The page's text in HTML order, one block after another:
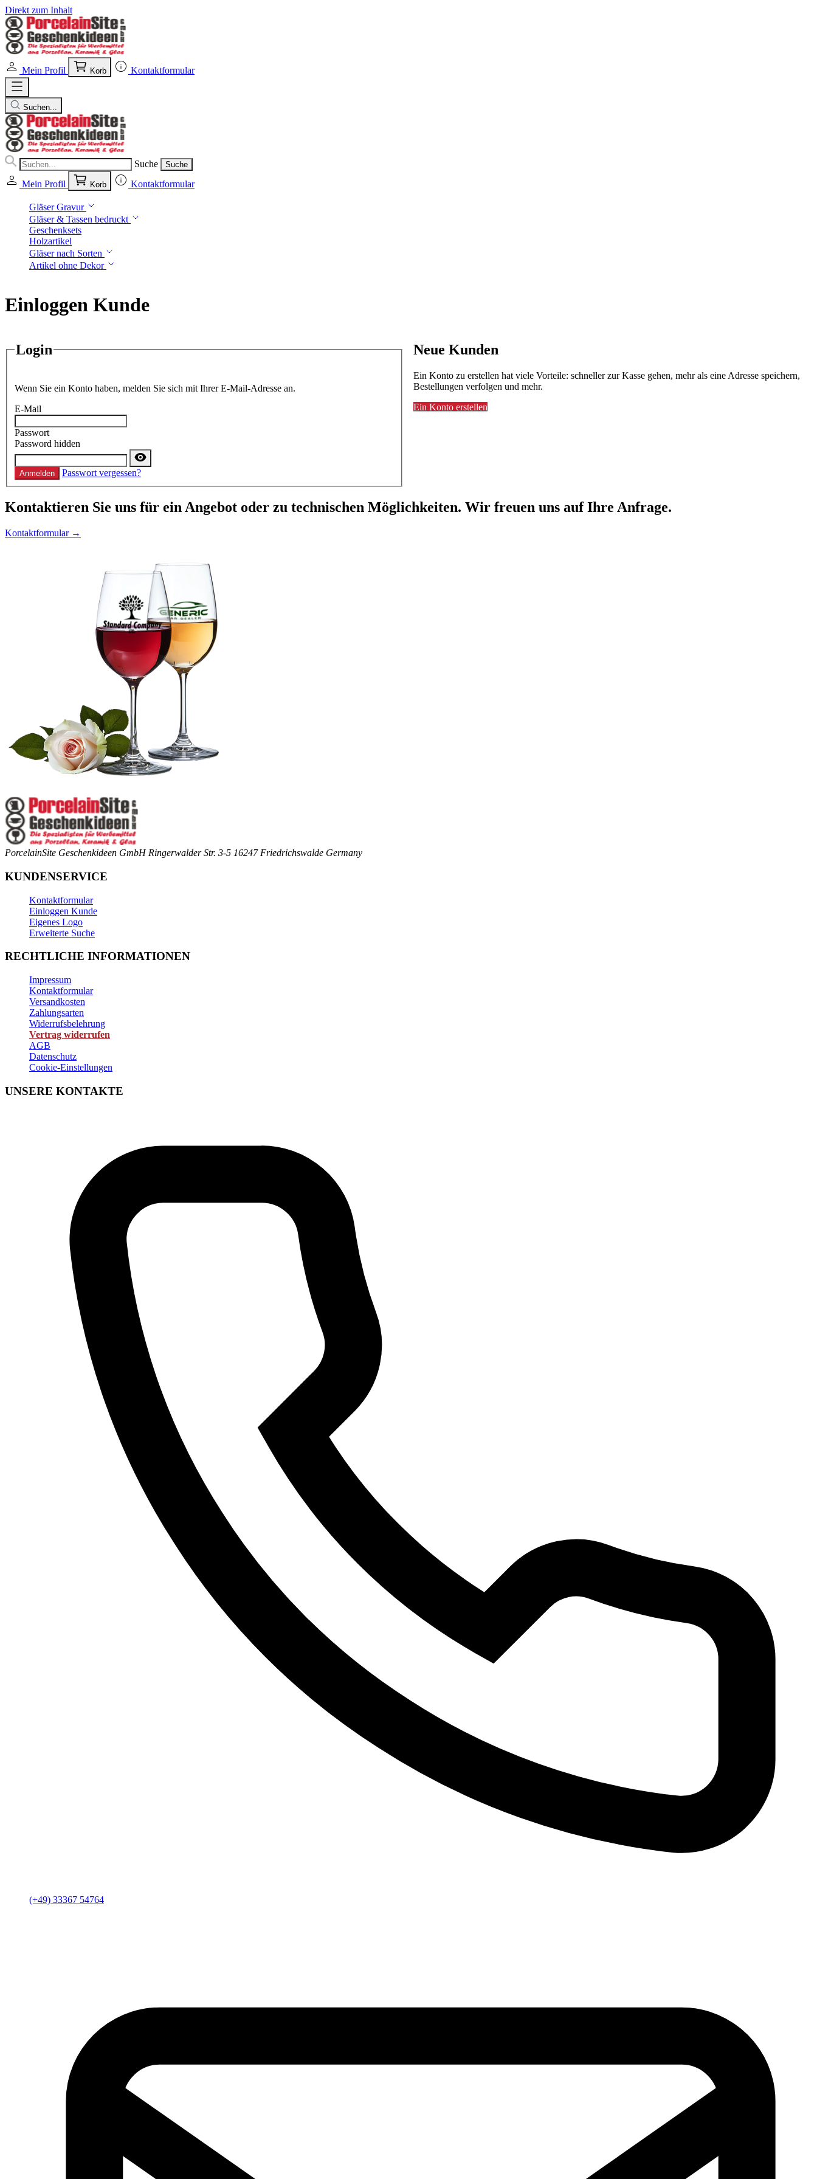
Direkt zum Inhalt
Mein Profil Korb Kontaktformular
Suchen...
Suche Suche
Mein Profil Korb Kontaktformular
Gläser Gravur
Gläser & Tassen bedruckt
Geschenksets
Holzartikel
Gläser nach Sorten
Artikel ohne Dekor
Einloggen Kunde
Login
Wenn Sie ein Konto haben, melden Sie sich mit Ihrer E-Mail-Adresse an.
E-Mail
Passwort
Password hidden
Anmelden Passwort vergessen?
Neue Kunden
Ein Konto zu erstellen hat viele Vorteile: schneller zur Kasse gehen, mehr als eine Adresse speichern,
Bestellungen verfolgen und mehr.
Ein Konto erstellen
Kontaktieren Sie uns für ein Angebot oder zu technischen Möglichkeiten. Wir freuen uns auf Ihre Anfrage.
Kontaktformular →
PorcelainSite Geschenkideen GmbH Ringerwalder Str. 3-5 16247 Friedrichswalde Germany
KUNDENSERVICE
Kontaktformular
Einloggen Kunde
Eigenes Logo
Erweiterte Suche
RECHTLICHE INFORMATIONEN
Impressum
Kontaktformular
Versandkosten
Zahlungsarten
Widerrufsbelehrung
Vertrag widerrufen
AGB
Datenschutz
Cookie-Einstellungen
UNSERE KONTAKTE
(+49) 33367 54764